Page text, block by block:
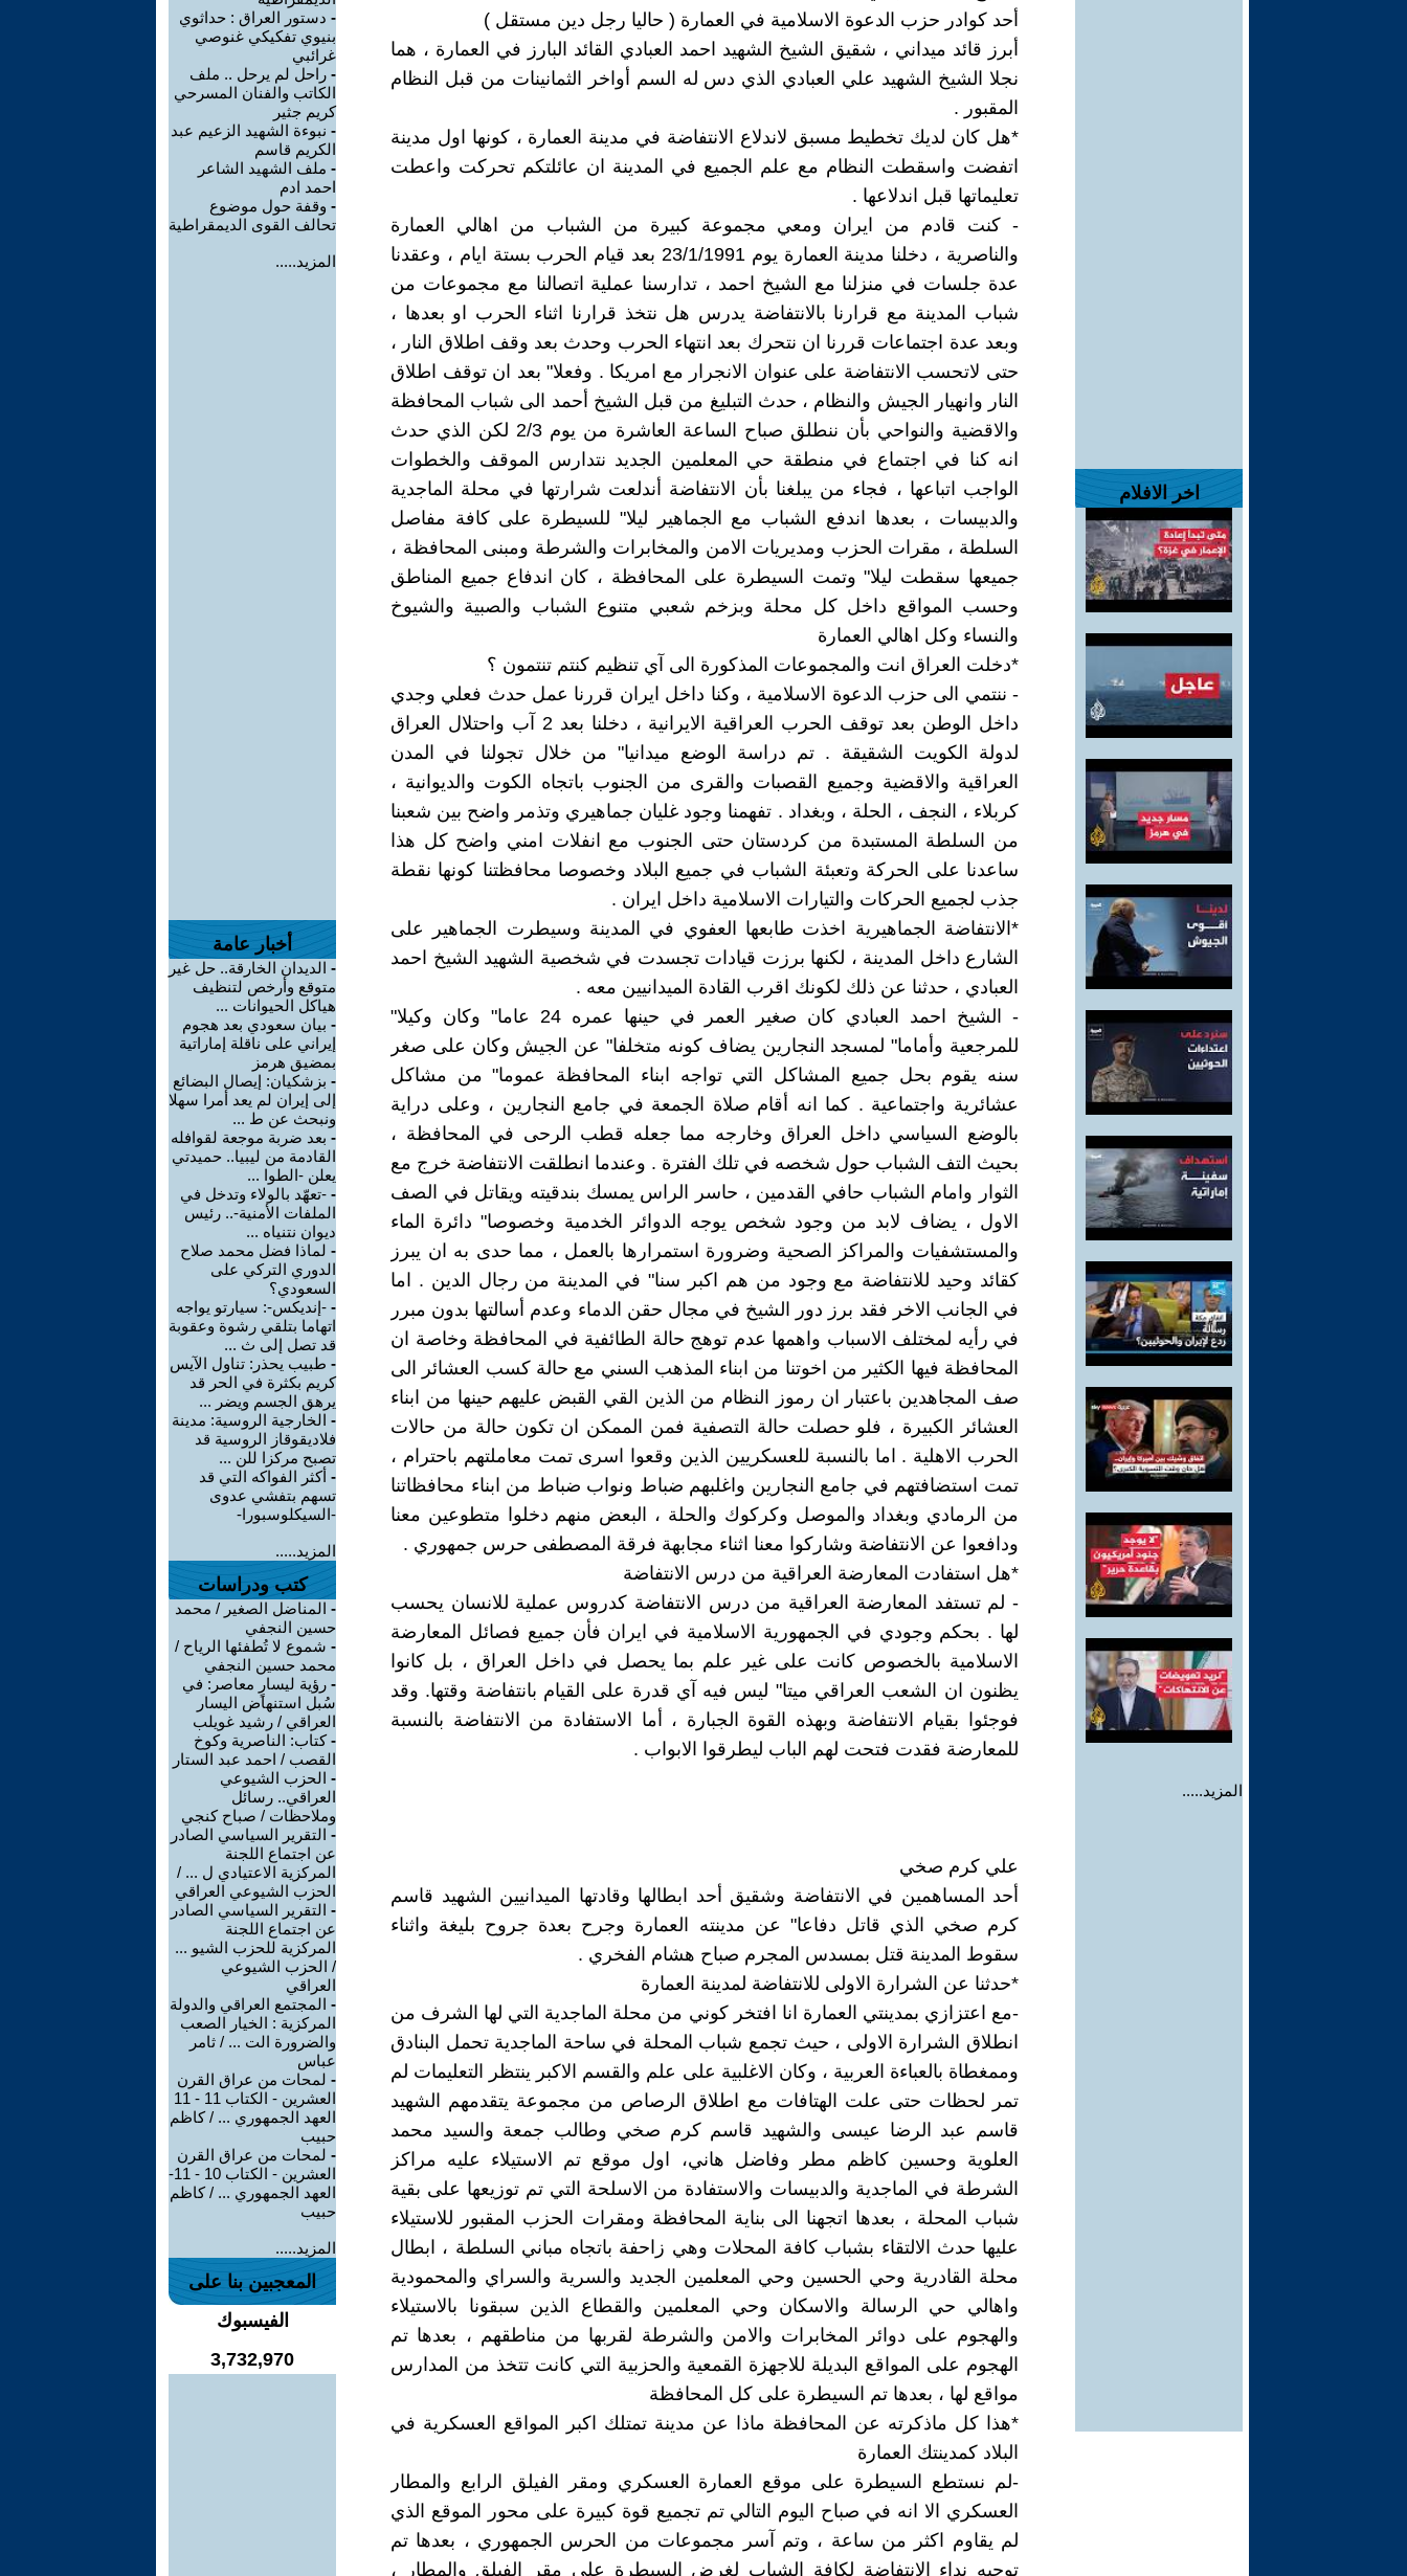
اخر الافلام
المزيد.....
أحد كوادر حزب الدعوة الاسلامية في العمارة ( حاليا رجل دين مستقل )
أبرز قائد ميداني ، شقيق الشيخ الشهيد احمد العبادي القائد البارز في العمارة ، هما
نجلا الشيخ الشهيد علي العبادي الذي دس له السم أواخر الثمانينات من قبل النظام
المقبور .
*هل كان لديك تخطيط مسبق لاندلاع الانتفاضة في مدينة العمارة ، كونها اول مدينة
اتفضت واسقطت النظام مع علم الجميع في المدينة ان عائلتكم تحركت واعطت
تعليماتها قبل اندلاعها .
- كنت قادم من ايران ومعي مجموعة كبيرة من الشباب من اهالي العمارة
والناصرية ، دخلنا مدينة العمارة يوم 23/1/1991 بعد قيام الحرب بستة ايام ، وعقدنا
عدة جلسات في منزلنا مع الشيخ احمد ، تدارسنا عملية اتصالنا مع مجموعات من
شباب المدينة مع قرارنا بالانتفاضة يدرس هل نتخذ قرارنا اثناء الحرب او بعدها ،
وبعد عدة اجتماعات قررنا ان نتحرك بعد انتهاء الحرب وحدث بعد وقف اطلاق النار ،
حتى لاتحسب الانتفاضة على عنوان الانجرار مع امريكا . وفعلا" بعد ان توقف اطلاق
النار وانهيار الجيش والنظام ، حدث التبليغ من قبل الشيخ أحمد الى شباب المحافظة
والاقضية والنواحي بأن ننطلق صباح الساعة العاشرة من يوم 2/3 لكن الذي حدث
انه كنا في اجتماع في منطقة حي المعلمين الجديد نتدارس الموقف والخطوات
الواجب اتباعها ، فجاء من يبلغنا بأن الانتفاضة أندلعت شرارتها في محلة الماجدية
والدبيسات ، بعدها اندفع الشباب مع الجماهير ليلا" للسيطرة على كافة مفاصل
السلطة ، مقرات الحزب ومديريات الامن والمخابرات والشرطة ومبنى المحافظة ،
جميعها سقطت ليلا" وتمت السيطرة على المحافظة ، كان اندفاع جميع المناطق
وحسب المواقع داخل كل محلة وبزخم شعبي متنوع الشباب والصبية والشيوخ
والنساء وكل اهالي العمارة
*دخلت العراق انت والمجموعات المذكورة الى آي تنظيم كنتم تنتمون ؟
- ننتمي الى حزب الدعوة الاسلامية ، وكنا داخل ايران قررنا عمل حدث فعلي وجدي
داخل الوطن بعد توقف الحرب العراقية الايرانية ، دخلنا بعد 2 آب واحتلال العراق
لدولة الكويت الشقيقة . تم دراسة الوضع ميدانيا" من خلال تجولنا في المدن
العراقية والاقضية وجميع القصبات والقرى من الجنوب باتجاه الكوت والديوانية ،
كربلاء ، النجف ، الحلة ، وبغداد . تفهمنا وجود غليان جماهيري وتذمر واضح بين شعبنا
من السلطة المستبدة من كردستان حتى الجنوب مع انفلات امني واضح كل هذا
ساعدنا على الحركة وتعبئة الشباب في جميع البلاد وخصوصا محافظتنا كونها نقطة
جذب لجميع الحركات والتيارات الاسلامية داخل ايران .
*الانتفاضة الجماهيرية اخذت طابعها العفوي في المدينة وسيطرت الجماهير على
الشارع داخل المدينة ، لكنها برزت قيادات تجسدت في شخصية الشهيد الشيخ احمد
العبادي ، حدثنا عن ذلك لكونك اقرب القادة الميدانيين معه .
- الشيخ احمد العبادي كان صغير العمر في حينها عمره 24 عاما" وكان وكيلا"
للمرجعية وأماما" لمسجد النجارين يضاف كونه متخلفا" عن الجيش وكان على صغر
سنه يقوم بحل جميع المشاكل التي تواجه ابناء المحافظة عموما" من مشاكل
عشائرية واجتماعية . كما انه أقام صلاة الجمعة في جامع النجارين ، وعلى دراية
بالوضع السياسي داخل العراق وخارجه مما جعله قطب الرحى في المحافظة ،
بحيث التف الشباب حول شخصه في تلك الفترة . وعندما انطلقت الانتفاضة خرج مع
الثوار وامام الشباب حافي القدمين ، حاسر الراس يمسك بندقيته ويقاتل في الصف
الاول ، يضاف لابد من وجود شخص يوجه الدوائر الخدمية وخصوصا" دائرة الماء
والمستشفيات والمراكز الصحية وضرورة استمرارها بالعمل ، مما حدى به ان يبرز
كقائد وحيد للانتفاضة مع وجود من هم اكبر سنا" في المدينة من رجال الدين . اما
في الجانب الاخر فقد برز دور الشيخ في مجال حقن الدماء وعدم أسالتها بدون مبرر
في رأيه لمختلف الاسباب واهمها عدم توهج حالة الطائفية في المحافظة وخاصة ان
المحافظة فيها الكثير من اخوتنا من ابناء المذهب السني مع حالة كسب العشائر الى
صف المجاهدين باعتبار ان رموز النظام من الذين القي القبض عليهم حينها من ابناء
العشائر الكبيرة ، فلو حصلت حالة التصفية فمن الممكن ان تكون حالة من حالات
الحرب الاهلية . اما بالنسبة للعسكريين الذين وقعوا اسرى تمت معاملتهم باحترام ،
تمت استضافتهم في جامع النجارين واغلبهم ضباط ونواب ضباط من ابناء محافظاتنا
من الرمادي وبغداد والموصل وكركوك والحلة ، البعض منهم دخلوا متطوعين معنا
ودافعوا عن الانتفاضة وشاركوا معنا اثناء مجابهة فرقة المصطفى حرس جمهوري .
*هل استفادت المعارضة العراقية من درس الانتفاضة
- لم تستفد المعارضة العراقية من درس الانتفاضة كدروس عملية للانسان يحسب
لها . بحكم وجودي في الجمهورية الاسلامية في ايران فأن جميع فصائل المعارضة
الاسلامية بالخصوص كانت على غير علم بما يحصل في داخل العراق ، بل كانوا
يظنون ان الشعب العراقي ميتا" ليس فيه آي قدرة على القيام بانتفاضة وقتها. وقد
فوجئوا بقيام الانتفاضة وبهذه القوة الجبارة ، أما الاستفادة من الانتفاضة بالنسبة
للمعارضة فقدت فتحت لهم الباب ليطرقوا الابواب .
علي كرم صخي
أحد المساهمين في الانتفاضة وشقيق أحد ابطالها وقادتها الميدانيين الشهيد قاسم
كرم صخي الذي قاتل دفاعا" عن مدينته العمارة وجرح بعدة جروح بليغة واثناء
سقوط المدينة قتل بمسدس المجرم صباح هشام الفخري .
*حدثنا عن الشرارة الاولى للانتفاضة لمدينة العمارة
-مع اعتزازي بمدينتي العمارة انا افتخر كوني من محلة الماجدية التي لها الشرف من
انطلاق الشرارة الاولى ، حيث تجمع شباب المحلة في ساحة الماجدية تحمل البنادق
وممغطاة بالعباءة العربية ، وكان الاغلبية على علم والقسم الاكبر ينتظر التعليمات لم
تمر لحظات حتى علت الهتافات مع اطلاق الرصاص من مجموعة يتقدمهم الشهيد
قاسم عبد الرضا عيسى والشهيد قاسم كرم صخي وطالب جمعة والسيد محمد
العلوية وحسين كاظم مطر وفاضل هاني، اول موقع تم الاستيلاء عليه مراكز
الشرطة في الماجدية والدبيسات والاستفادة من الاسلحة التي تم توزيعها على بقية
شباب المحلة ، بعدها اتجهنا الى بناية المحافظة ومقرات الحزب المقبور للاستيلاء
عليها حدث الالتقاء بشباب كافة المحلات وهي زاحفة باتجاه مباني السلطة ، ابطال
محلة القادرية وحي الحسين وحي المعلمين الجديد والسرية والسراي والمحمودية
واهالي حي الرسالة والاسكان وحي المعلمين والقطاع الذين سبقونا بالاستيلاء
والهجوم على دوائر المخابرات والامن والشرطة لقربها من مناطقهم ، بعدها تم
الهجوم على المواقع البديلة للاجهزة القمعية والحزبية التي كانت تتخذ من المدارس
مواقع لها ، بعدها تم السيطرة على كل المحافظة
*هذا كل ماذكرته عن المحافظة ماذا عن مدينة تمتلك اكبر المواقع العسكرية في
البلاد كمدينتك العمارة
-لم نستطع السيطرة على موقع العمارة العسكري ومقر الفيلق الرابع والمطار
العسكري الا انه في صباح اليوم التالي تم تجميع قوة كبيرة على محور الموقع الذي
لم يقاوم اكثر من ساعة ، وتم آسر مجموعات من الحرس الجمهوري ، بعدها تم
توجيه نداء الانتفاضة لكافة الشباب لغرض السيطرة على مقر الفيلق والمطار ،
- دستور العراق : حداثوي
بنيوي تفكيكي غنوصي
غرائبي
- راحل لم يرحل .. ملف
الكاتب والفنان المسرحي
كريم جثير
- نبوءة الشهيد الزعيم عبد
الكريم قاسم
- ملف الشهيد الشاعر
احمد ادم
- وقفة حول موضوع
تحالف القوى الديمقراطية
المزيد.....
أخبار عامة
- الديدان الخارقة.. حل غير
متوقع وأرخص لتنظيف
هياكل الحيوانات ...
- بيان سعودي بعد هجوم
إيراني على ناقلة إماراتية
بمضيق هرمز
- بزشكيان: إيصال البضائع
إلى إيران لم يعد أمرا سهلا
ونبحث عن ط ...
- بعد ضربة موجعة لقوافله
القادمة من ليبيا.. حميدتي
يعلن -الطوا ...
- -تعهّد بالولاء وتدخل في
الملفات الأمنية-.. رئيس
ديوان نتنياه ...
- لماذا فضل محمد صلاح
الدوري التركي على
السعودي؟
- -إنديكس-: سيارتو يواجه
اتهاما بتلقي رشوة وعقوبة
قد تصل إلى ث ...
- طبيب يحذر: تناول الآيس
كريم بكثرة في الحر قد
يرهق الجسم ويضر ...
- الخارجية الروسية: مدينة
فلاديقوقاز الروسية قد
تصبح مركزا للن ...
- أكثر الفواكه التي قد
تسهم بتفشي عدوى
-السيكلوسبورا-
المزيد.....
كتب ودراسات
- المناضل الصغير / محمد
حسين النجفي
- شموع لا تُطفئها الرياح /
محمد حسين النجفي
- رؤية ليسارٍ معاصر: في
سُبل استنهاض اليسار
العراقي / رشيد غويلب
-كتاب: الناصرية وكوخ
القصب / احمد عبد الستار
- الحزب الشيوعي
العراقي.. رسائل
وملاحظات / صباح كنجي
- التقرير السياسي الصادر
عن اجتماع اللجنة
المركزية الاعتيادي ل ... /
الحزب الشيوعي العراقي
- التقرير السياسي الصادر
عن اجتماع اللجنة
المركزية للحزب الشيو ...
/ الحزب الشيوعي
العراقي
- المجتمع العراقي والدولة
المركزية : الخيار الصعب
والضرورة الت ... / ثامر
عباس
- لمحات من عراق القرن
العشرين - الكتاب 11 - 11
العهد الجمهوري ... / كاظم
حبيب
- لمحات من عراق القرن
العشرين - الكتاب 10 - 11-
العهد الجمهوري ... / كاظم
حبيب
المزيد.....
المعجبين بنا على
الفيسبوك
3,732,970